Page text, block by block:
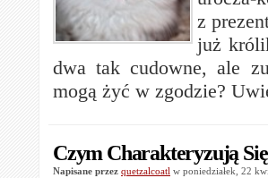
z
już
dwa tak cudowne, ale
mogą żyć w zgodzie?
Czym Charakteryzują
Napisane przez quetzalcoatl w poniedziałek, 22